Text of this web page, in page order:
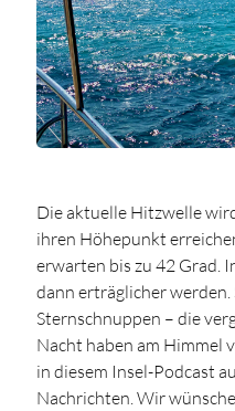
Die aktuelle Hitzwelle
ihren Höhepunkt
erwarten bis zu 42 Grad.
dann erträglicher
Sternschnuppen – die
Nacht haben am Himmel
in diesem Insel-Podcast
Nachrichten. Wir